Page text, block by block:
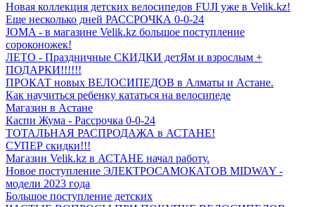
Новая коллекция детских велосипедов FUJI уже в Velik.kz!
Еще несколько дней РАССРОЧКА 0-0-24
JOMA - в магазине Velik.kz большое поступление
сороконожек!
ЛЕТО - Праздничные СКИДКИ детЯм и взрослым +
ПОДАРКИ!!!!!!
ПРОКАТ новых ВЕЛОСИПЕДОВ в Алматы и Астане.
Как научиться ребенку кататься на велосипеде
Магазин в Астане
Каспи Жума - Рассрочка 0-0-24
ТОТАЛЬНАЯ РАСПРОДАЖА в АСТАНЕ!
СУПЕР скидки!!!
Магазин Velik.kz в АСТАНЕ начал работу.
Новое поступление ЭЛЕКТРОСАМОКАТОВ MIDWAY -
модели 2023 года
Большое поступление детских